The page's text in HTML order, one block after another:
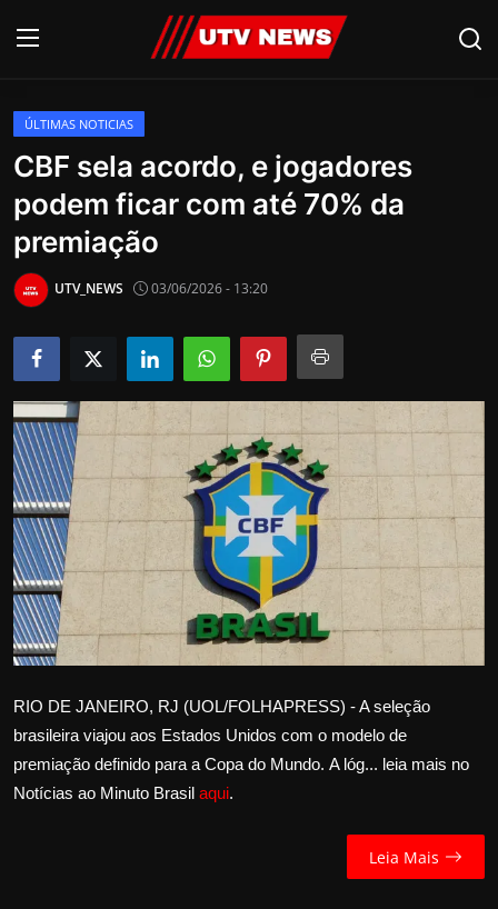
AO VIVO
PIRACICABA
CAMPINAS
LIMEIRA
ESPIRITO SANTO
Economia
Cultura
Internacional
APOIE
Educação
Política
Saúde
ÚLTIMAS NOTICIAS
CBF sela acordo, e jogadores
podem ficar com até 70% da
premiação
UTV_NEWS 03/06/2026 - 13:20
RIO DE JANEIRO, RJ (UOL/FOLHAPRESS) - A seleção
brasileira viajou aos Estados Unidos com o modelo de
premiação definido para a Copa do Mundo. A lóg... leia mais no
Notícias ao Minuto Brasil aqui.
Leia Mais